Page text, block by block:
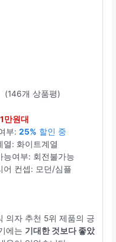
(146개 상품평)
1만원대
부:25% 할인 중
열: 화이트계열
능여부: 회전불가능
어 컨셉: 모던/심플
의자 추천 5위 제품의 긍
에는 기대한 것보다 좋았